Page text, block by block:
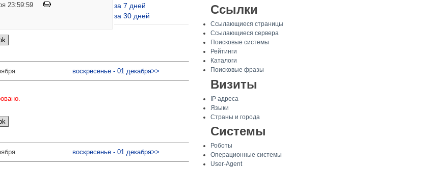
23:59:59
за 7 дней
за 30 дней
воскресенье - 01 декабря>>
воскресенье - 01 декабря>>
Ссылки
Ссылающиеся страницы
Ссылающиеся сервера
Поисковые системы
Рейтинги
Каталоги
Поисковые фразы
Визиты
IP адреса
Языки
Страны и города
Системы
Роботы
Операционные системы
User-Agent